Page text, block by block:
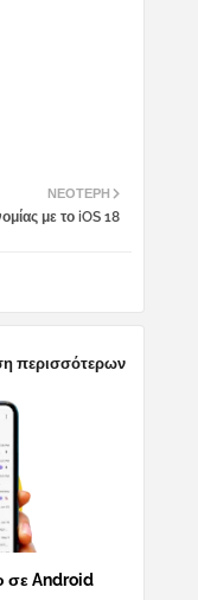
ΝΕΌΤΕΡΗ
με το iOS 18
περισσότερων
σε Android